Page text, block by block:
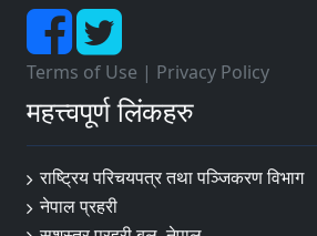
Terms of Use | Privacy Policy
महत्त्वपूर्ण लिंकहरु
राष्ट्रिय परिचयपत्र तथा पञ्‍जिकरण विभाग
नेपाल प्रहरी